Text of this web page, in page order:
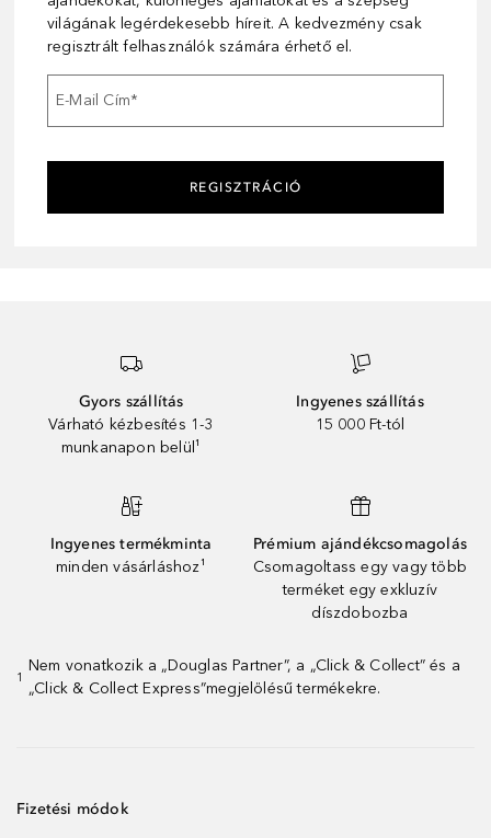
világának legérdekesebb híreit. A kedvezmény csak
regisztrált felhasználók számára érhető el.
E-Mail Cím*
REGISZTRÁCIÓ
Gyors szállítás
Várható kézbesítés 1-3
munkanapon belül¹
Ingyenes szállítás
15 000 Ft-tól
Ingyenes termékminta
minden vásárláshoz¹
Prémium ajándékcsomagolás
Csomagoltass egy vagy több
terméket egy exkluzív
díszdobozba
1
Nem vonatkozik a „Douglas Partner”, a „Click & Collect” és a
„Click & Collect Express”megjelölésű termékekre.
Fizetési módok